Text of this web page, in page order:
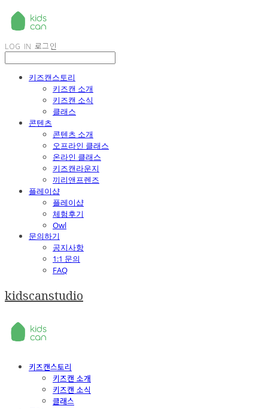
LOG IN 로그인
키즈캔스토리
키즈캔 소개
키즈캔 소식
클래스
콘텐츠
콘텐츠 소개
오프라인 클래스
온라인 클래스
키즈캔라운지
끼리앤프렌즈
플레이샵
플레이샵
체험후기
Owl
문의하기
공지사항
1:1 문의
FAQ
kidscanstudio
키즈캔스토리
키즈캔 소개
키즈캔 소식
클래스